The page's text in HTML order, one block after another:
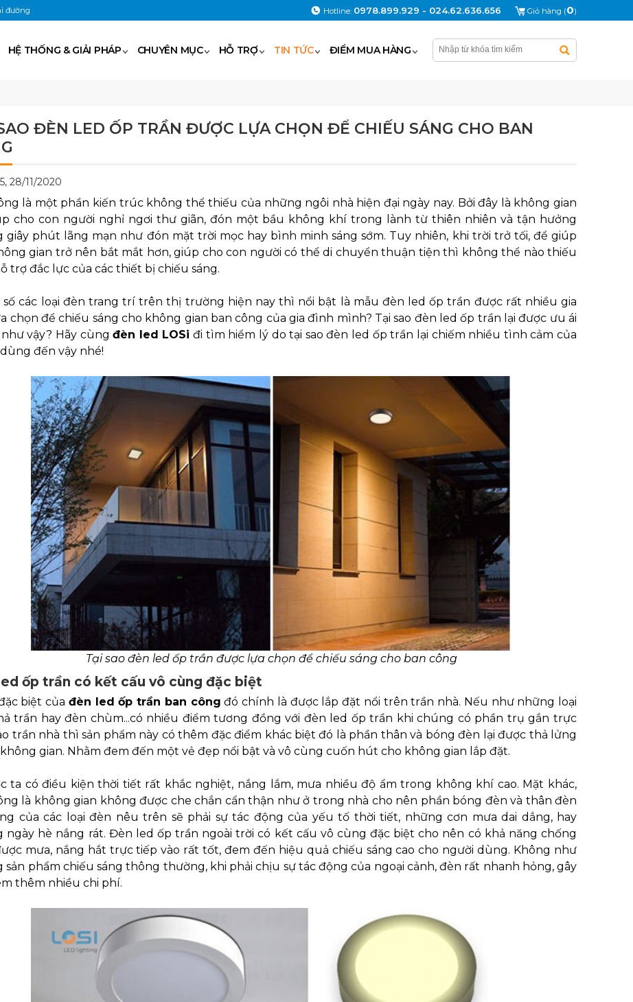
HỆ THỐNG & GIẢI PHÁP CHUYÊN MỤC HỖ TRỢ TIN TỨC ĐIỂM MUA HÀNG
ĐÈN LED ỐP TRẦN ĐƯỢC LỰA CHỌN ĐỂ CHIẾU SÁNG CHO BAN
28/11/2020
là một phần kiến trúc không thể thiếu của những ngôi nhà hiện đại ngày nay. Bởi đây là không gian
cho con người nghỉ ngơi thư giãn, đón một bầu không khí trong lành từ thiên nhiên và tận hưởng
giây phút lãng mạn như đón mặt trời mọc hay bình minh sáng sớm. Tuy nhiên, khi trời trở tối, để giúp
gian trở nên bắt mắt hơn, giúp cho con người có thể di chuyển thuận tiện thì không thể nào thiếu
trợ đắc lực của các thiết bị chiếu sáng.
số các loại đèn trang trí trên thị trường hiện nay thì nổi bật là mẫu đèn led ốp trần được rất nhiều gia
chọn để chiếu sáng cho không gian ban công của gia đình mình? Tại sao đèn led ốp trần lại được ưu ái
vậy? Hãy cùngđèn led LOSi đi tìm hiểm lý do tại sao đèn led ốp trần lại chiếm nhiều tình cảm của
đến vậy nhé!
Tại sao đèn led ốp trần được lựa chọn để chiếu sáng cho ban công
ốp trần có kết cấu vô cùng đặc biệt
biệt của đèn led ốp trần ban công đó chính là được lắp đặt nổi trên trần nhà. Nếu như những loại
trần hay đèn chùm...có nhiều điểm tương đồng với đèn led ốp trần khi chúng có phần trụ gắn trực
trần nhà thì sản phẩm này có thêm đặc điểm khác biệt đó là phần thân và bóng đèn lại được thả lửng
gian. Nhằm đem đến một vẻ đẹp nổi bật và vô cùng cuốn hút cho không gian lắp đặt.
ta có điều kiện thời tiết rất khắc nghiệt, nắng lắm, mưa nhiều độ ẩm trong không khí cao. Mặt khác,
là không gian không được che chắn cẩn thận như ở trong nhà cho nên phần bóng đèn và thân đèn
của các loại đèn nêu trên sẽ phải sự tác động của yếu tố thời tiết, những cơn mưa dai dẳng, hay
ngày hè nắng rát. Đèn led ốp trần ngoài trời có kết cấu vô cùng đặc biệt cho nên có khả năng chống
mưa, nắng hắt trực tiếp vào rất tốt, đem đến hiệu quả chiếu sáng cao cho người dùng. Không như
sản phẩm chiếu sáng thông thường, khi phải chịu sự tác động của ngoại cảnh, đèn rất nhanh hỏng, gây
thêm nhiều chi phí.
Giỏ hàng (0)
Hotline: 0978.899.929 - 024.62.636.656
đường